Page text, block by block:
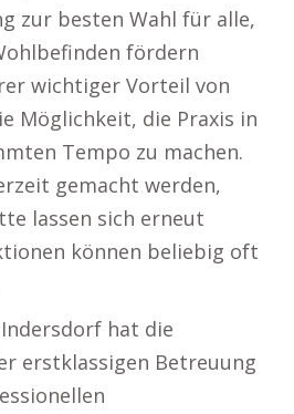
zur besten Wahl für alle,
fördern
wichtiger Vorteil von
Möglichkeit, die Praxis in
Tempo zu machen.
gemacht werden,
lassen sich erneut
können beliebig oft
hat die
erstklassigen Betreuung